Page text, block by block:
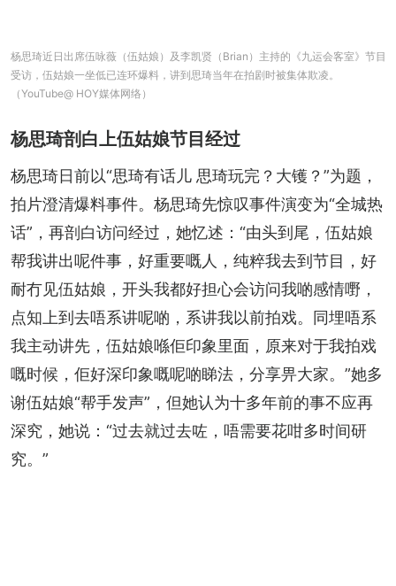
杨思琦近日出席伍咏薇（伍姑娘）及李凯贤（Brian）主持的《九运会客室》节目
受访，伍姑娘一坐低已连环爆料，讲到思琦当年在拍剧时被集体欺凌。
（YouTube@ HOY媒体网络）
杨思琦剖白上伍姑娘节目经过
杨思琦日前以“思琦有话儿 思琦玩完？大镬？”为题，
拍片澄清爆料事件。杨思琦先惊叹事件演变为“全城热
话”，再剖白访问经过，她忆述：“由头到尾，伍姑娘
帮我讲出呢件事，好重要嘅人，纯粹我去到节目，好
耐冇见伍姑娘，开头我都好担心会访问我啲感情嘢，
点知上到去唔系讲呢啲，系讲我以前拍戏。同埋唔系
我主动讲先，伍姑娘喺佢印象里面，原来对于我拍戏
嘅时候，佢好深印象嘅呢啲睇法，分享畀大家。”她多
谢伍姑娘“帮手发声”，但她认为十多年前的事不应再
深究，她说：“过去就过去咗，唔需要花咁多时间研
究。”